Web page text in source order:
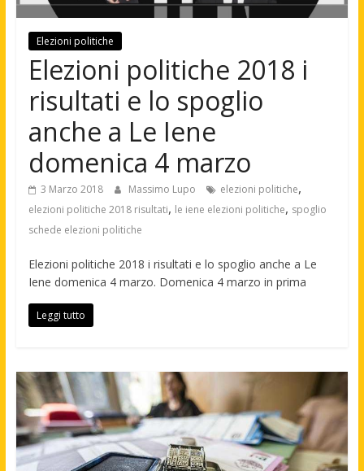
Elezioni politiche
Elezioni politiche 2018 i
risultati e lo spoglio
anche a Le Iene
domenica 4 marzo
3 Marzo 2018 Massimo Lupo elezioni politiche,
elezioni politiche 2018 risultati, le iene elezioni politiche, spoglio
schede elezioni politiche
Elezioni politiche 2018 i risultati e lo spoglio anche a Le
Iene domenica 4 marzo. Domenica 4 marzo in prima
Leggi tutto